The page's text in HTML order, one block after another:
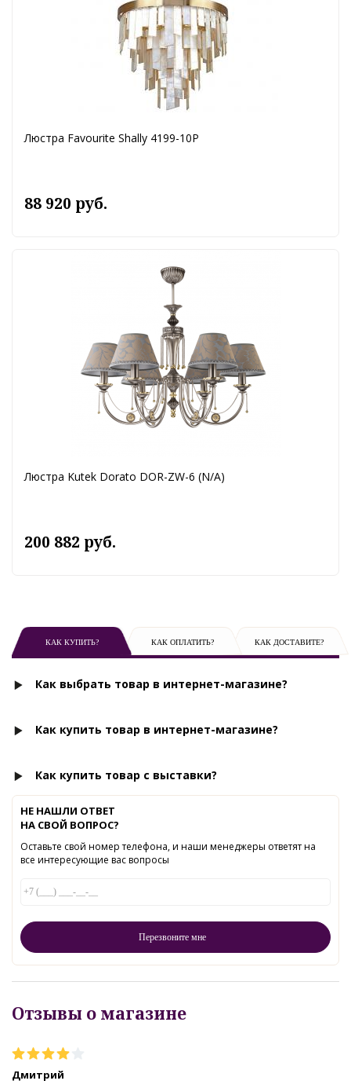
Люстра Favourite Shally 4199-10P
88 920 руб.
Люстра Kutek Dorato DOR-ZW-6 (N/A)
200 882 руб.
КАК КУПИТЬ? КАК ОПЛАТИТЬ? КАК ДОСТАВИТЕ?
Как выбрать товар в интернет-магазине?
Как купить товар в интернет-магазине?
Как купить товар с выставки?
НЕ НАШЛИ ОТВЕТ
НА СВОЙ ВОПРОС?
Оставьте свой номер телефона, и наши менеджеры ответят на
все интересующие вас вопросы
Отзывы о магазине
Дмитрий